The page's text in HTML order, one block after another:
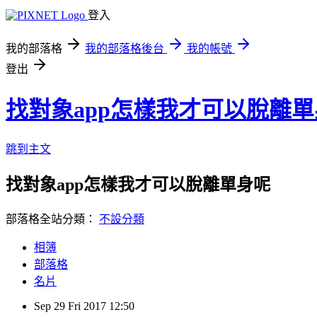
登入
我的部落格 我的部落格後台
我的帳號
登出
找對象app怎樣我才可以脫離
跳到主文
找對象app怎樣我才可以脫離單身呢
部落格全站分類： 不設分類
相簿
部落格
名片
Sep 29 Fri 2017 12:50